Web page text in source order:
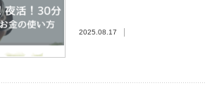
2025.08.17